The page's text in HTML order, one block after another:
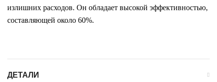
излишних расходов. Он обладает высокой эффективностью,
составляющей около 60%.
ДЕТАЛИ